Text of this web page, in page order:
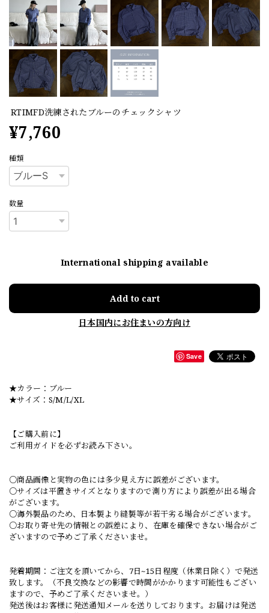
RTIMFD洗練されたブルーのチェックシャツ
¥7,760
種類
数量
International shipping available
Add to cart
日本国内にお住まいの方向け
Save
★カラー：ブルー
★サイズ：S/M/L/XL
【ご購入前に】
ご利用ガイドを必ずお読み下さい。
○商品画像と実物の色には多少見え方に誤差がございます。
○サイズは平置きサイズとなりますので測り方により誤差が出る場合
がございます。
○海外製品のため、日本製より縫製等が若干劣る場合がございます。
○お取り寄せ先の情報との誤差により、在庫を確保できない場合がご
ざいますので予めご了承くださいませ。
発着期間：ご注文を頂いてから、7日~15日程度（休業日除く）で発送
致します。（不良交換などの影響で時間がかかります可能性もござい
ますので、予めご了承くださいませ。）
発送後はお客様に発送通知メールを送りしております。お届けは発送